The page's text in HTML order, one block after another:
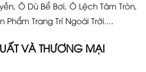
Ô Dù Bể Bơi, Ô Lệch Tâm Tròn,
Trang Trí Ngoài Trời....
VÀ THƯƠNG MẠI